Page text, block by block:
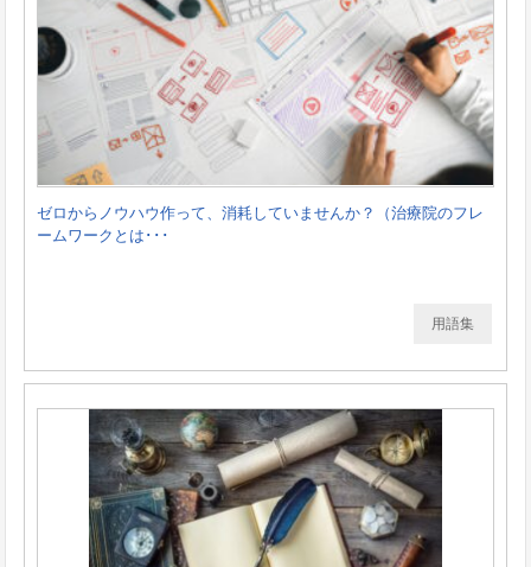
ゼロからノウハウ作って、消耗していませんか？（治療院のフレ
ームワークとは･･･
用語集